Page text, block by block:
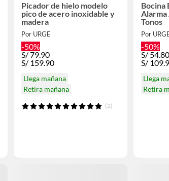
Picador de hielo modelo
pico de acero inoxidable y
madera
Por URGE
-50%
S/79.90
S/ 159.90
Llega mañana
Retira mañana
(2)
Bocina
Tonos
Por
-50%
S/ 54.80
S/
Llega
Retira